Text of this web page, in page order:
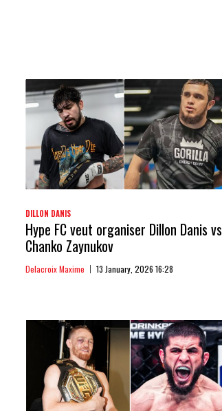
DILLON DANIS
Hype FC veut organiser Dillon Danis vs
Chanko Zaynukov
Delacroix Maxime 13 January, 2026 16:28